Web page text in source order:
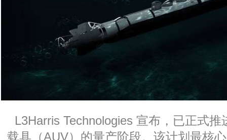
L3Harris Technologies 宣布，已正式推
载具（AUV）的量产阶段。该计划最核